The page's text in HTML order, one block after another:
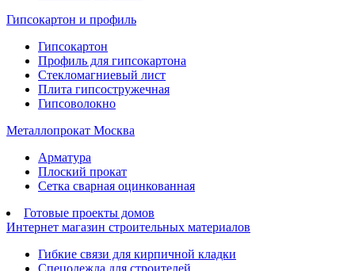
Гипсокартон и профиль
Гипсокартон
Профиль для гипсокартона
Стекломагниевый лист
Плита гипсостружечная
Гипсоволокно
Металлопрокат Москва
Арматура
Плоский прокат
Сетка сварная оцинкованная
Готовые проекты домов
Интернет магазин строительных материалов
Гибкие связи для кирпичной кладки
Спецодежда для строителей